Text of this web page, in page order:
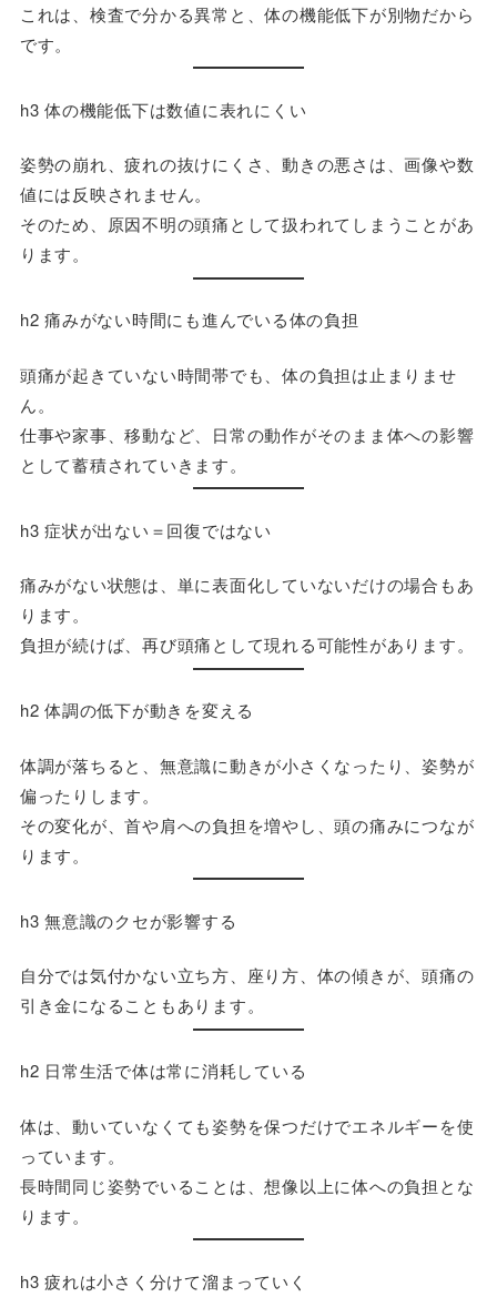
これは、検査で分かる異常と、体の機能低下が別物だから
です。
h3 体の機能低下は数値に表れにくい
姿勢の崩れ、疲れの抜けにくさ、動きの悪さは、画像や数
値には反映されません。
そのため、原因不明の頭痛として扱われてしまうことがあ
ります。
h2 痛みがない時間にも進んでいる体の負担
頭痛が起きていない時間帯でも、体の負担は止まりませ
ん。
仕事や家事、移動など、日常の動作がそのまま体への影響
として蓄積されていきます。
h3 症状が出ない＝回復ではない
痛みがない状態は、単に表面化していないだけの場合もあ
ります。
負担が続けば、再び頭痛として現れる可能性があります。
h2 体調の低下が動きを変える
体調が落ちると、無意識に動きが小さくなったり、姿勢が
偏ったりします。
その変化が、首や肩への負担を増やし、頭の痛みにつなが
ります。
h3 無意識のクセが影響する
自分では気付かない立ち方、座り方、体の傾きが、頭痛の
引き金になることもあります。
h2 日常生活で体は常に消耗している
体は、動いていなくても姿勢を保つだけでエネルギーを使
っています。
長時間同じ姿勢でいることは、想像以上に体への負担とな
ります。
h3 疲れは小さく分けて溜まっていく